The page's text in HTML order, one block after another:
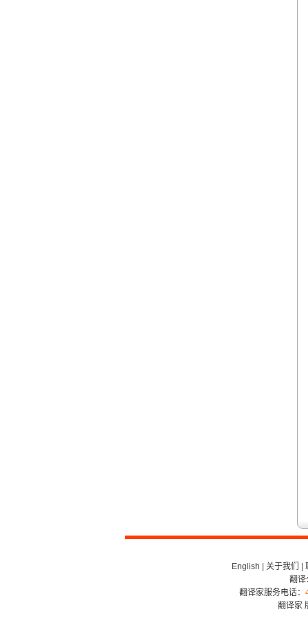
English 关于我们
翻译
翻译家服务电话：
翻译家